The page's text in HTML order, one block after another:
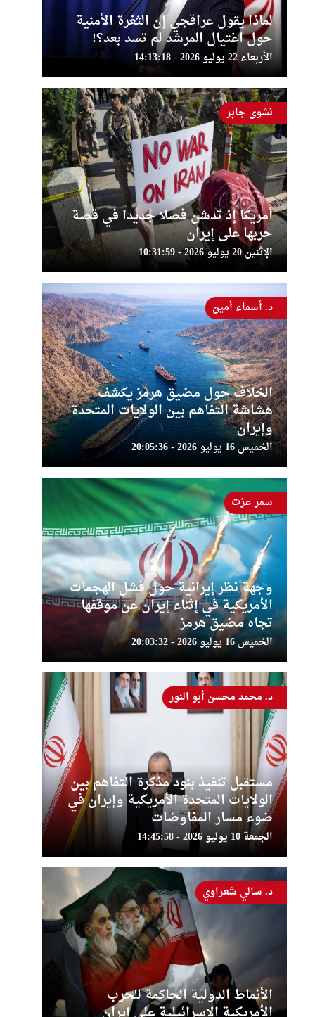
لماذا يقول عراقجي إن الثغرة الأمنية
حول اغتيال المرشد لم تسد بعد؟!
الأربعاء 22 يوليو 2026 - 14:13:18
أمريكا إذ تدشن فصلا جديدا في قصة
حربها على إيران
الإثنين 20 يوليو 2026 - 10:31:59
نشوى جابر
الخلاف حول مضيق هرمز يكشف
هشاشة التفاهم بين الولايات المتحدة
وإيران
الخميس 16 يوليو 2026 - 20:05:36
د. أسماء أمين
وجهة نظر إيرانية حول فشل الهجمات
الأمريكية في إثناء إيران عن موقفها
تجاه مضيق هرمز
الخميس 16 يوليو 2026 - 20:03:32
سمر عزت
مستقبل تنفيذ بنود مذكرة التفاهم بين
الولايات المتحدة الأمريكية وإيران في
ضوء مسار المفاوضات
الجمعة 10 يوليو 2026 - 14:45:58
د. محمد محسن أبو النور
الأنماط الدولية الحاكمة للحرب
د. سالي شعراوي